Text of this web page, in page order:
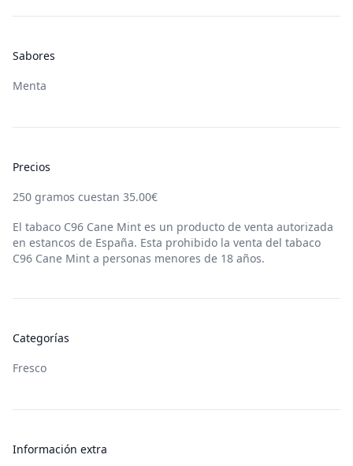
Sabores
Menta
Precios
250 gramos cuestan 35.00€
El tabaco C96 Cane Mint es un producto de venta autorizada
en estancos de España. Esta prohibido la venta del tabaco
C96 Cane Mint a personas menores de 18 años.
Categorías
Fresco
Información extra